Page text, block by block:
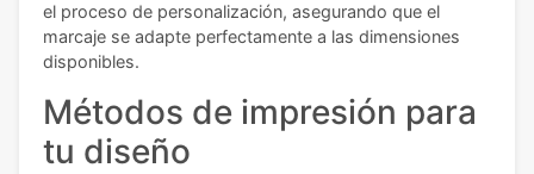
el proceso de personalización, asegurando que el
marcaje se adapte perfectamente a las dimensiones
disponibles.
Métodos de impresión para
tu diseño